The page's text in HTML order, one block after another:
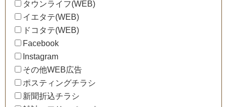
タウンライフ(WEB)
イエタテ(WEB)
ドコタテ(WEB)
Facebook
Instagram
その他WEB広告
ポスティングチラシ
新聞折込チラシ